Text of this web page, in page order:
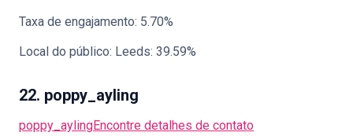
Taxa de engajamento: 5.70%
Local do público: Leeds: 39.59%
22. poppy_ayling
poppy_aylingEncontre detalhes de contato